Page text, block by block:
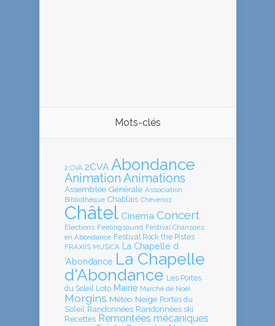
Mots-clés
2 CVA 2CVA Abondance
Animation Animations
Assemblée Générale Association
Bibliothèque Chablais Chevenoz
Châtel Cinéma Concert
Elections Feelingsound Festival Chansons
en Abondance Festival Rock the Pistes
FRAXIIS MUSICA
La Chapelle d
'Abondance La Chapelle
d'Abondance Les Portes
du Soleil Loto Mairie Marché de Noël
Morgins Météo Neige Portes du
Soleil Randonnées Randonnées ski
Recettes Remontées mécaniques